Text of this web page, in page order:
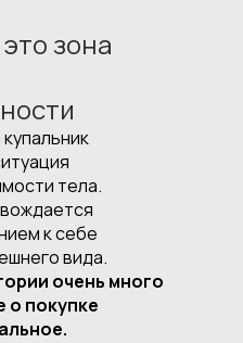
зона
тела.
к себе
вида.
очень много
о покупке